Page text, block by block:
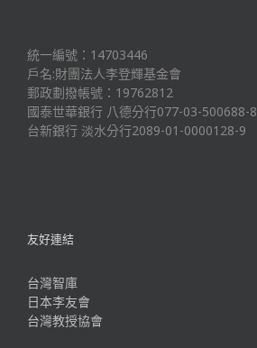
統一編號：14703446
戶名:財團法人李登輝基金會
郵政劃撥帳號：19762812
國泰世華銀行 八德分行077-03-500688-8
台新銀行 淡水分行2089-01-0000128-9
友好連結
台灣智庫
日本李友會
台灣教授協會